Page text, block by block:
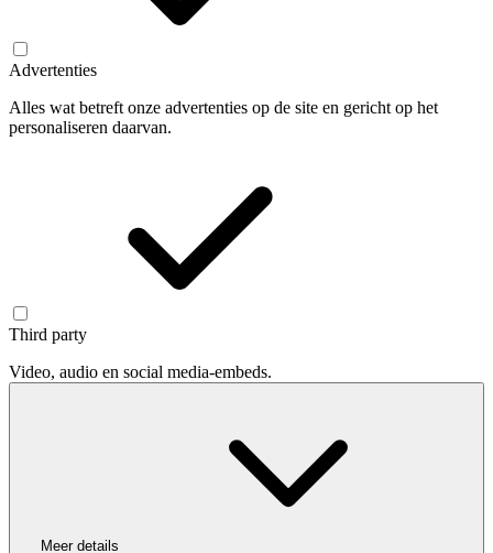
Advertenties
Alles wat betreft onze advertenties op de site en gericht op het
personaliseren daarvan.
Third party
Video, audio en social media-embeds.
Meer details